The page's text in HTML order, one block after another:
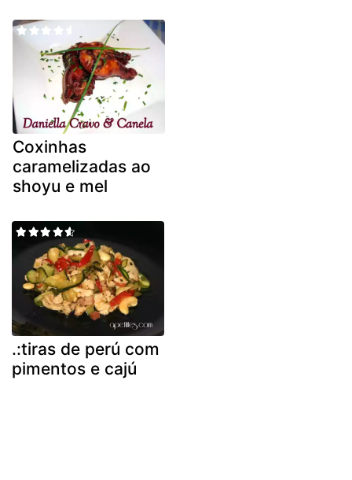
Coxinhas
caramelizadas ao
shoyu e mel
.:tiras de perú com
pimentos e cajú